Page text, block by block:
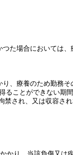
た場合においては
、療養のため勤務
ることができない期
禁され、又は収容さ